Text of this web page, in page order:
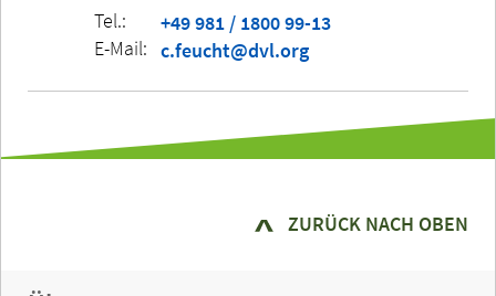
Tel.:
+49 981 / 1800 99-13
E-Mail: c.feucht@dvl.org
ZURÜCK NACH OBEN